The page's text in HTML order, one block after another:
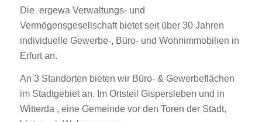
Die ergewa Verwaltungs- und
Vermögensgesellschaft bietet seit über 30 Jahren
individuelle Gewerbe-, Büro- und Wohnimmobilien in
Erfurt an.
An 3 Standorten bieten wir Büro- & Gewerbeflächen
im Stadtgebiet an. Im Ortsteil Gispersleben und in
Witterda , eine Gemeinde vor den Toren der Stadt,